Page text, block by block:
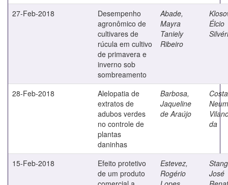
27-Feb-2018
Desempenho
agronômico de
cultivares de
rúcula em cultivo
de primavera e
inverno sob
sombreamento
Abade,
Mayra
Taniely
Ribeiro
Élcio
28-Feb-2018
Alelopatia de
extratos de
adubos verdes
no controle de
plantas
daninhas
Barbosa,
Jaqueline
de Araújo
da
15-Feb-2018
Efeito protetivo
de um produto
Estevez,
Rogério
José